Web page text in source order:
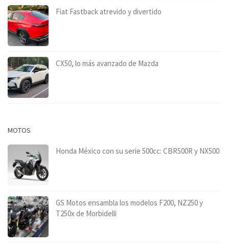
Fiat Fastback atrevido y divertido
CX50, lo más avanzado de Mazda
MOTOS
Honda México con su serie 500cc: CBR500R y NX500
GS Motos ensambla los modelos F200, NZ250 y
T250x de Morbidelli